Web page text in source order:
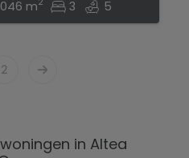
m 3 5
2
in Altea